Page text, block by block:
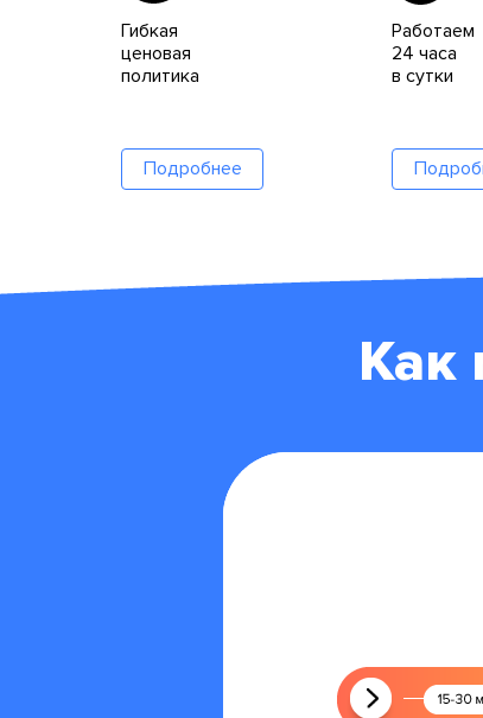
Гибкая
ценовая
политика
Подробнее
Работаем
24 часа
в сутки
Как